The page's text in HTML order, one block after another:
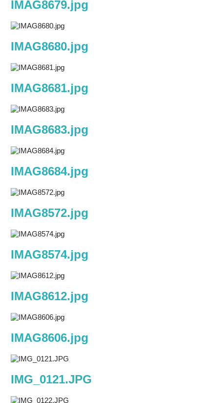
IMAG8679.jpg
IMAG8680.jpg
IMAG8681.jpg
IMAG8683.jpg
IMAG8684.jpg
IMAG8572.jpg
IMAG8574.jpg
IMAG8612.jpg
IMAG8606.jpg
IMG_0121.JPG